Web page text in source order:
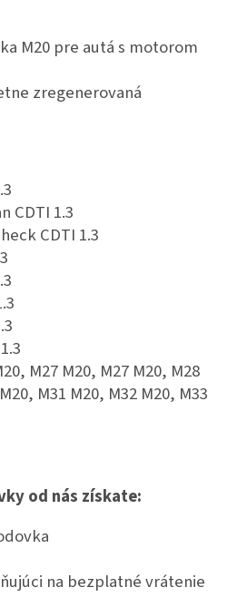
M20 pre autá s motorom
zregenerovaná
CDTI 1.3
CDTI 1.3
M27 M20, M27 M20, M28
M31 M20, M32 M20, M33
od nás získate:
na bezplatné vrátenie